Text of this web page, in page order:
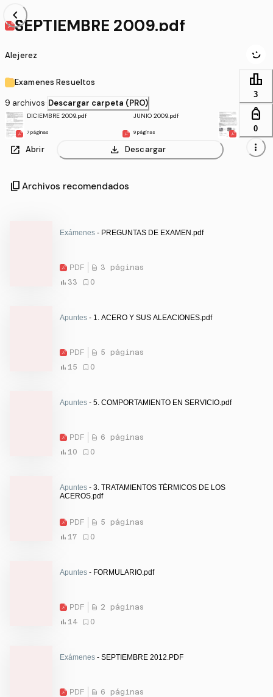
chevron_left
SEPTIEMBRE 2009.pdf
Alejerez
Examenes Resueltos
9 archivos· Descargar carpeta (PRO)
DICIEMBRE 2009.pdf
7 páginas
JUNIO 2009.pdf
9 páginas
JUNIO
8 páginas
open_in_new Abrir download Descargar
leaderboard
3
personal_bag
0
more_vert
content_copy Archivos recomendados
Exámenes - PREGUNTAS DE EXAMEN.pdf
PDF
3 páginas
33
0
Apuntes - 1. ACERO Y SUS ALEACIONES.pdf
PDF
5 páginas
15
0
Apuntes - 5. COMPORTAMIENTO EN SERVICIO.pdf
PDF
6 páginas
10
0
Apuntes - 3. TRATAMIENTOS TÉRMICOS DE LOS
ACEROS.pdf
PDF
5 páginas
17
0
Apuntes - FORMULARIO.pdf
PDF
2 páginas
14
0
Exámenes - SEPTIEMBRE 2012.PDF
PDF
6 páginas